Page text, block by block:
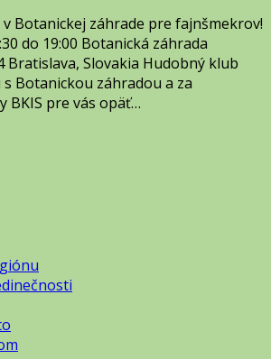
Botanickej záhrade pre fajnšmekrov!
do 19:00 Botanická záhrada
Bratislava, Slovakia Hudobný klub
Botanickou záhradou a za
BKIS pre vás opäť…